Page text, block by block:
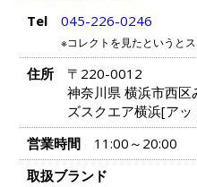
Tel 045-226-0246
※コレクトを見たというとス
住所
〒220-0012
神奈川県 横浜市西
ズスクエア横浜[ア
営業時間
11:00～20:00
取扱ブランド